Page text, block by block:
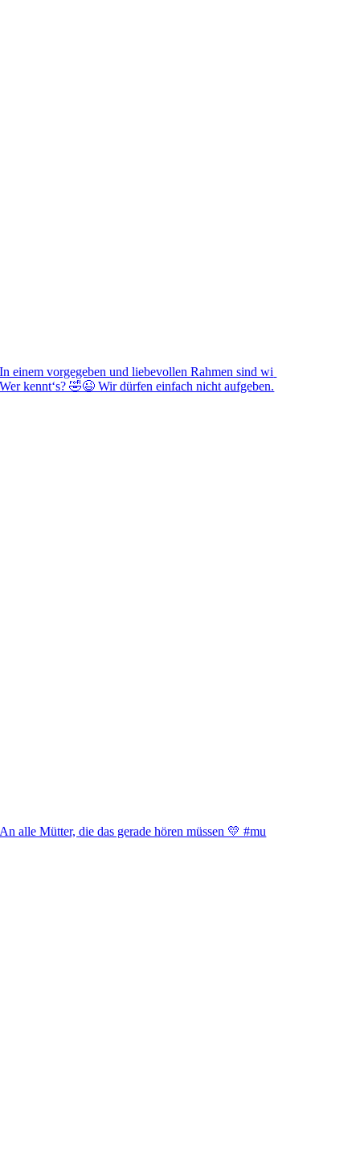
In einem vorgegeben und liebevollen Rahmen sind wi
Wer kennt‘s? 🤣😉 Wir dürfen einfach nicht aufgeben.
An alle Mütter, die das gerade hören müssen 💛 #mu